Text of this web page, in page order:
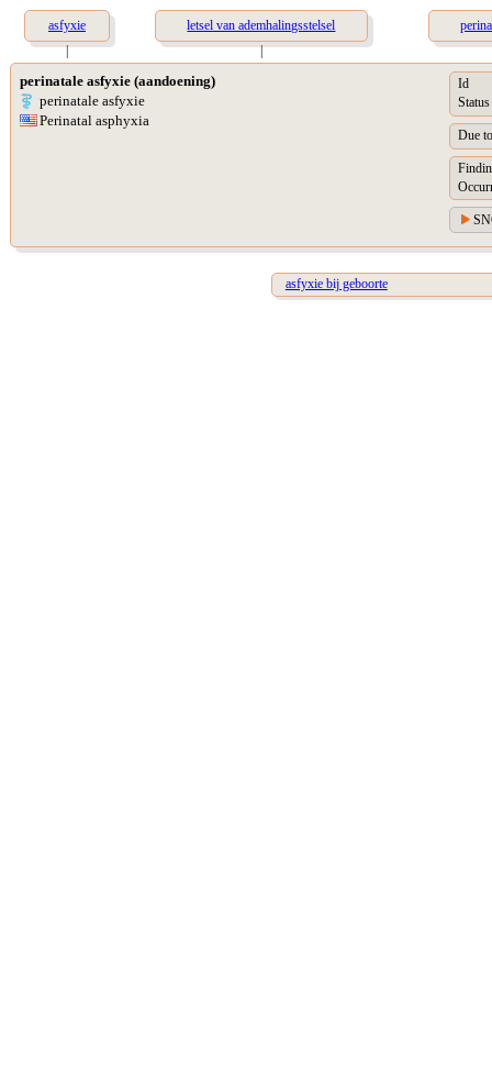
asfyxie letsel van ademhalingsstelsel
|
|
perinatale asfyxie (aandoening)
perinatale asfyxie
Perinatal asphyxia
Id
Status
Due to
asfyxie bij geboorte